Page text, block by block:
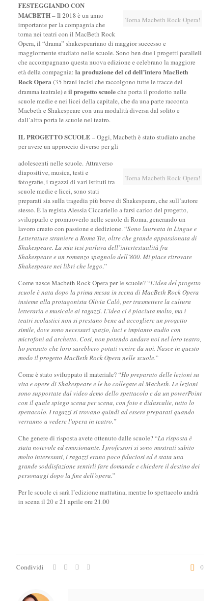
Torna Macbeth Rock Opera!
FESTEGGIANDO CON
MACBETH– Il 2018 è un anno
importante per la compagnia che
torna nei teatri con il MacBeth Rock
Opera, il “drama” shakespeariano di maggior successo e
maggiormente studiato nelle scuole. Sono ben due i progetti paralleli
che accompagnano questa nuova edizione e celebrano la maggiore
età della compagnia: la produzione del cd dell’intero MacBeth
Rock Opera (35 brani incisi che raccolgono tutte le tracce del
dramma teatrale) e il progetto scuoleche porta il prodotto nelle
scuole medie e nei licei della capitale, che da una parte racconta
Macbeth e Shakespeare con una modalità diversa dal solito e
dall’altra porta le scuole nel teatro.
IL PROGETTO SCUOLE– Oggi, Macbeth è stato studiato anche
per avere un approccio diverso per gli
Torna Macbeth Rock Opera!
adolescenti nelle scuole. Attraverso
diapositive, musica, testi e
fotografie, i ragazzi di vari istituti tra
scuole medie e licei, sono stati
preparati sia sulla tragedia più breve di Shakespeare, che sull’autore
stesso. È la regista Alessia Ciccariello a farsi carico del progetto,
svilupparlo e promuoverlo nelle scuole di Roma, generando un
lavoro creato con passione e dedizione. “Sono laureata in Lingue e
Letterature straniere a Roma Tre, oltre che grande appassionata di
Shakespeare. La mia tesi parlava dell’intertestualità fra
Shakespeare e un romanzo spagnolo dell’800. Mi piace ritrovare
Shakespeare nei libri che leggo.”
Come nasce Macbeth Rock Opera per le scuole? “L’idea del progetto
scuole è nata dopo la prima messa in scena di MacBeth Rock Opera
insieme alla protagonista Olivia Calò, per trasmettere la cultura
letteraria e musicale ai ragazzi. L’idea ci è piaciuta molto, ma i
teatri scolastici non si prestano bene ad accogliere un progetto
simile, dove sono necessari spazio, luci e impianto audio con
microfoni ad archetto. Così, non potendo andare noi nel loro teatro,
ho pensato che loro sarebbero potuti venire da noi. Nasce in questo
modo il progetto MacBeth Rock Opera nelle scuole.”
Come è stato sviluppato il materiale? “Ho preparato delle lezioni su
vita e opere di Shakespeare e le ho collegate al Macbeth. Le lezioni
sono supportate dal video demo dello spettacolo e da un powerPoint
con il quale spiego scena per scena, con foto e didascalie, tutto lo
spettacolo. I ragazzi si trovano quindi ad essere preparati quando
verranno a vedere l’opera in teatro.”
Che genere di risposta avete ottenuto dalle scuole? “La risposta è
stata notevole ed emozionante. I professori si sono mostrati subito
molto interessati, i ragazzi erano poco fiduciosi ed è stata una
grande soddisfazione sentirli fare domande e chiedere il destino dei
personaggi dopo la fine dell’opera.”
Per le scuole ci sarà l’edizione mattutina, mentre lo spettacolo andrà
in scena il 20 e 21 aprile ore 21.00
Condividi 0